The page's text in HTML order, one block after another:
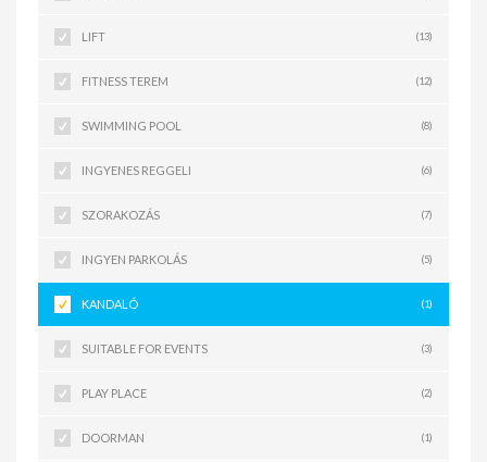
LIFT (13)
FITNESS TEREM (12)
SWIMMING POOL (8)
INGYENES REGGELI (6)
SZORAKOZÁS (7)
INGYEN PARKOLÁS (5)
KANDALÓ (1)
SUITABLE FOR EVENTS (3)
PLAY PLACE (2)
DOORMAN (1)